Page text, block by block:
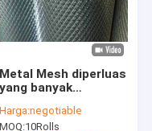
Metal Mesh diperluas
yang banyak
photovoltaic taman
Harga:negotiable
MOQ:10Rolls